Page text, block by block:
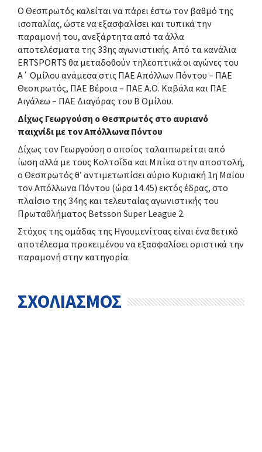
Ο Θεσπρωτός καλείται να πάρει έστω τον βαθμό της
ισοπαλίας, ώστε να εξασφαλίσει και τυπικά την
παραμονή του, ανεξάρτητα από τα άλλα
αποτελέσματα της 33ης αγωνιστικής. Από τα κανάλια
ERTSPORTS θα μεταδοθούν τηλεοπτικά οι αγώνες του
Α΄ Ομίλου ανάμεσα στις ΠΑΕ Απόλλων Πόντου – ΠΑΕ
Θεσπρωτός, ΠΑΕ Βέροια – ΠΑΕ Α.Ο. Καβάλα και ΠΑΕ
Αιγάλεω – ΠΑΕ Διαγόρας του Β Ομίλου.
Δίχως Γεωργούση ο Θεσπρωτός στο αυριανό
παιχνίδι με τον Απόλλωνα Πόντου
Δίχως τον Γεωργούση ο οποίος ταλαιπωρείται από
ίωση αλλά με τους Κολτσίδα και Μπίκα στην αποστολή,
ο Θεσπρωτός θ’ αντιμετωπίσει αύριο Κυριακή 1η Μαΐου
τον Απόλλωνα Πόντου (ώρα 14.45) εκτός έδρας, στο
πλαίσιο της 34ης και τελευταίας αγωνιστικής του
Πρωταθλήματος Betsson Super League 2.
Στόχος της ομάδας της Ηγουμενίτσας είναι ένα θετικό
αποτέλεσμα προκειμένου να εξασφαλίσει οριστικά την
παραμονή στην κατηγορία.
ΣΧΟΛΙΑΣΜΟΣ